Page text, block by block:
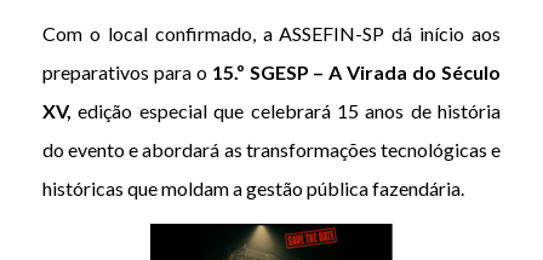
Com o local confirmado, a ASSEFIN-SP dá início aos
preparativos para o 15.º SGESP – A Virada do Século
XV, edição especial que celebrará 15 anos de história
do evento e abordará as transformações tecnológicas e
históricas que moldam a gestão pública fazendária.